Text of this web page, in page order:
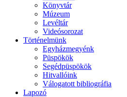
Könyvtár
Múzeum
Levéltár
Videósorozat
Történelmünk
Egyházmegyénk
Püspökök
Segédpüspökök
Hitvallóink
Válogatott bibliográfia
Lapozó